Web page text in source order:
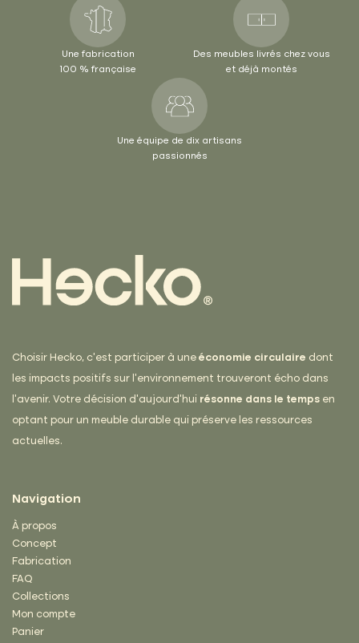
Une fabrication
100 % française
Des meubles livrés chez vous
et déjà montés
Une équipe de dix artisans
passionnés
Choisir Hecko, c’est participer à une économie circulaire dont
les impacts positifs sur l’environnement trouveront écho dans
l’avenir. Votre décision d’aujourd’hui résonne dans le temps en
optant pour un meuble durable qui préserve les ressources
actuelles.
Navigation
À propos
Concept
Fabrication
FAQ
Collections
Mon compte
Panier